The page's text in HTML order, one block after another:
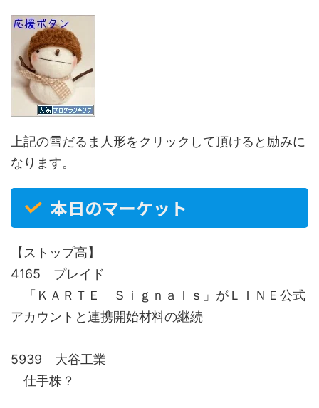
上記の雪だるま人形をクリックして頂けると励みに
なります。
本日のマーケット
【ストップ高】
4165 プレイド
「ＫＡＲＴＥ Ｓｉｇｎａｌｓ」がＬＩＮＥ公式
アカウントと連携開始材料の継続
5939 大谷工業
仕手株？